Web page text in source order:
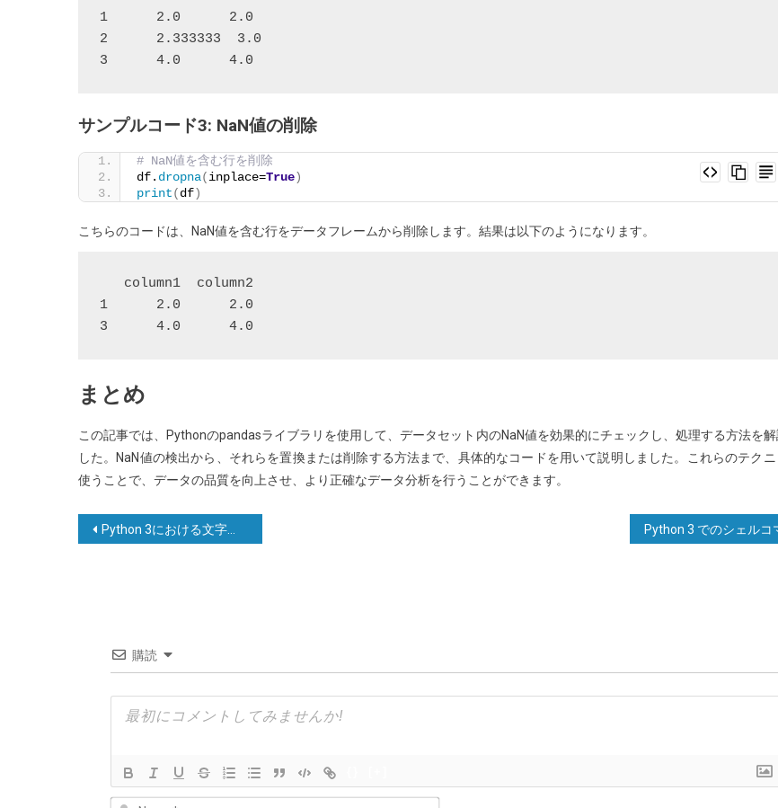
1      2.0      2.0
2      2.333333  3.0
サンプルコード3: NaN値の削除
# NaN値を含む行を削除
df. dropna(inplace=True)
print(df)
こちらのコードは、NaN値を含む行をデータフレームから削除します。結果は以下のようになります。
   column1  column2
1      2.0      2.0
まとめ
この記事では、Pythonのpandasライブラリを使用して、データセット内のNaN値を効果的にチェックし、処理する方法を解
した。NaN値の検出から、それらを置換または削除する方法まで、具体的なコードを用いて説明しました。これらのテク
使うことで、データの品質を向上させ、より正確なデータ分析を行うことができます。
投 Python 3における文字列フォーマット：% vs. .format vs. f-stringリテラル
購読
Name*